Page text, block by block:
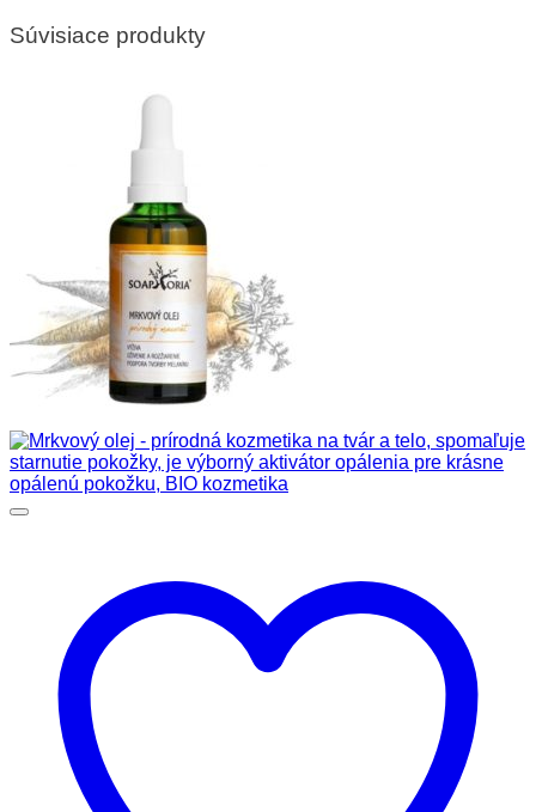
Súvisiace produkty